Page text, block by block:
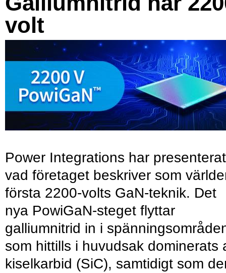
volt
Power Integrations har presenterat
vad företaget beskriver som
första 2200-volts GaN-teknik. Det
nya PowiGaN-steget flyttar
galliumnitrid in i
som hittills i huvudsak dominerats
kiselkarbid (SiC), samtidigt som